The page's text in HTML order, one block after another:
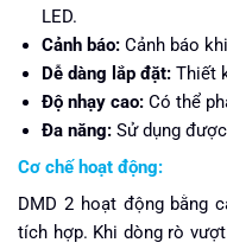
LED.
Cảnh báo:Cảnh báo
Dễ dàng lắp đặt:Thiết
Độ nhạy cao:Có thể
Đa năng:Sử dụng
Cơ chế hoạt động:
DMD 2 hoạt động bằng
tích hợp. Khi dòng rò